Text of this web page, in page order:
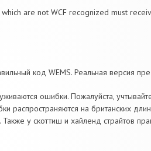
are not WCF recognized must
код WEMS. Реальная версия
ошибки. Пожалуйста,
распространяются на британских
Также у скоттиш и хайленд страйтов